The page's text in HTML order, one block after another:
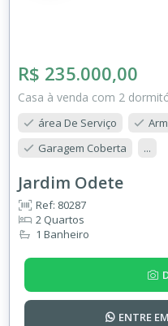
R$ 235.000,00
Casa à venda com 2
área De Serviço
Garagem Coberta
...
Jardim Odete
Ref: 80287
2 Quartos
1 Banheiro
ENTRE EM